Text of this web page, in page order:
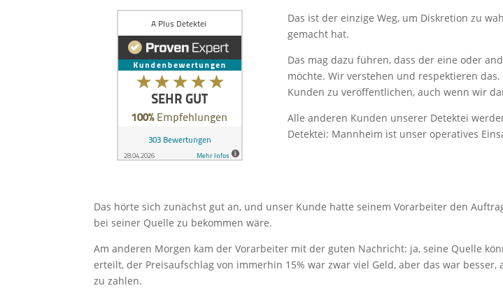
Das ist der einzige Weg, um Diskretion zu
gemacht hat.
Das mag dazu führen, dass der eine oder
möchte. Wir verstehen und respektieren
Kunden zu veröffentlichen, auch wenn wir
Alle anderen Kunden unserer Detektei
Detektei: Mannheim ist unser operatives
Das hörte sich zunächst gut an, und unser Kunde hatte seinem Vorarbeiter den
bei seiner Quelle zu bekommen wäre.
Am anderen Morgen kam der Vorarbeiter mit der guten Nachricht: ja, seine Quelle
erteilt, der Preisaufschlag von immerhin 15% war zwar viel Geld, aber das war
zu zahlen.